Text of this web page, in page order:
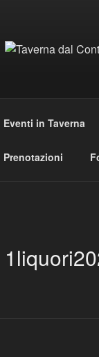
Eventi in Taverna
Prenotazioni